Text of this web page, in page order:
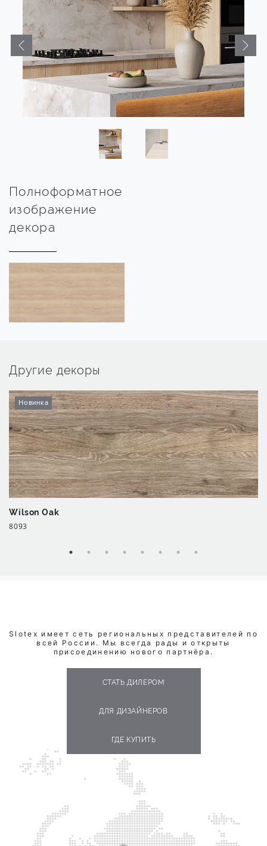
Полноформатное
изображение
декора
Другие декоры
Новинка
Wilson Oak
8093
Slotex имеет сеть региональных представителей по
всей России. Мы всегда рады и открыты
присоединению нового партнёра.
СТАТЬ ДИЛЕРОМ
ДЛЯ ДИЗАЙНЕРОВ
ГДЕ КУПИТЬ